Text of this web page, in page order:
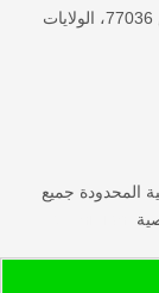
9999 Bellaire Blvd Ste 505، هيوستن، تكساس 77036، الولايات
المحدودة جميع